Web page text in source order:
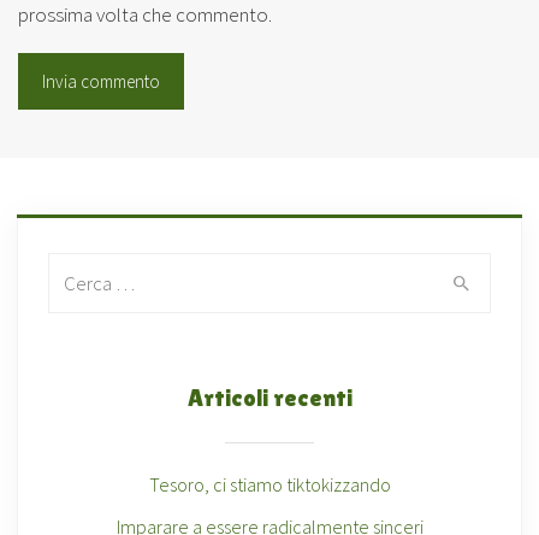
prossima volta che commento.
Articoli recenti
Tesoro, ci stiamo tiktokizzando
Imparare a essere radicalmente sinceri